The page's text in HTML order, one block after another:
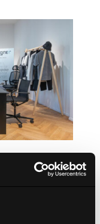
interior